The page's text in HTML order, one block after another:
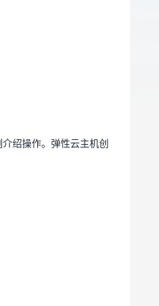
绍操作。弹性云主机创